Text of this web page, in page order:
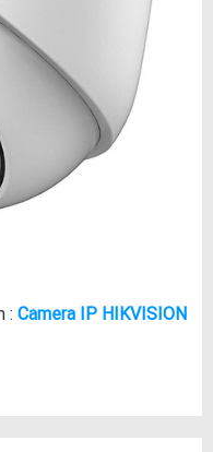
: Camera IP HIKVISION